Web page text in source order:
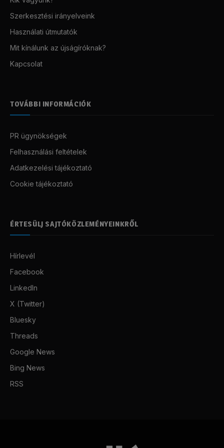
Szerkesztési irányelveink
Használati útmutatók
Mit kínálunk az újságíróknak?
Kapcsolat
TOVÁBBI INFORMÁCIÓK
PR ügynökségek
Felhasználási feltételek
Adatkezelési tájékoztató
Cookie tájékoztató
ÉRTESÜLJ SAJTÓKÖZLEMÉNYEINKRŐL
Hírlevél
Facebook
LinkedIn
X (Twitter)
Bluesky
Threads
Google News
Bing News
RSS